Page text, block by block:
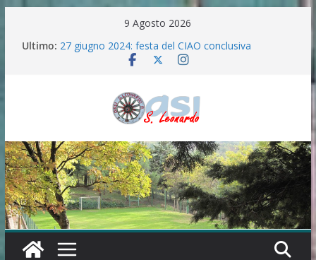
9 Agosto 2026
Ultimo: 27 giugno 2024: festa del CIAO conclusiva
La “ferita di Betlemme”
FESTA IN ONORE DELLA MADONNA DELLE
GRAZIE E SANTA LUCIA(7/8/9/10 SETTEMBRE
100 ANNI DI ANGELICA MASCIA